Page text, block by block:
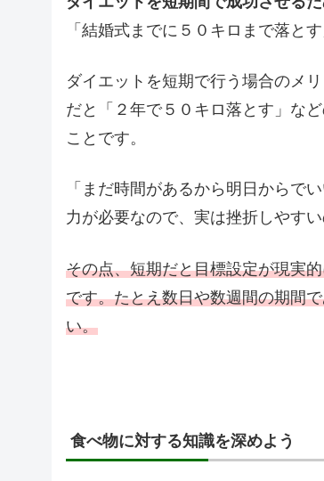
「結婚式までに５０キロまで落と
ダイエットを短期で行う場合のメ
だと「２年で５０キロ落とす」な
ことです。
「まだ時間があるから明日からで
力が必要なので、実は挫折しやすい
その点、短期だと目標設定が現実
です。たとえ数日や数週間の期間
い。
食べ物に対する知識を深めよう